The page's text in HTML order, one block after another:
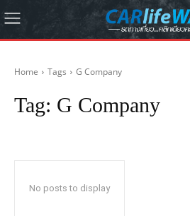
Home Tags G Company
Tag: G Company
No posts to display